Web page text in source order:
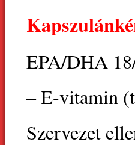
EPA/DHA
– E-vitamin
Szervezet